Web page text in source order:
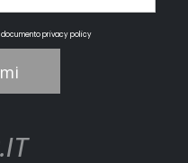
privacy policy